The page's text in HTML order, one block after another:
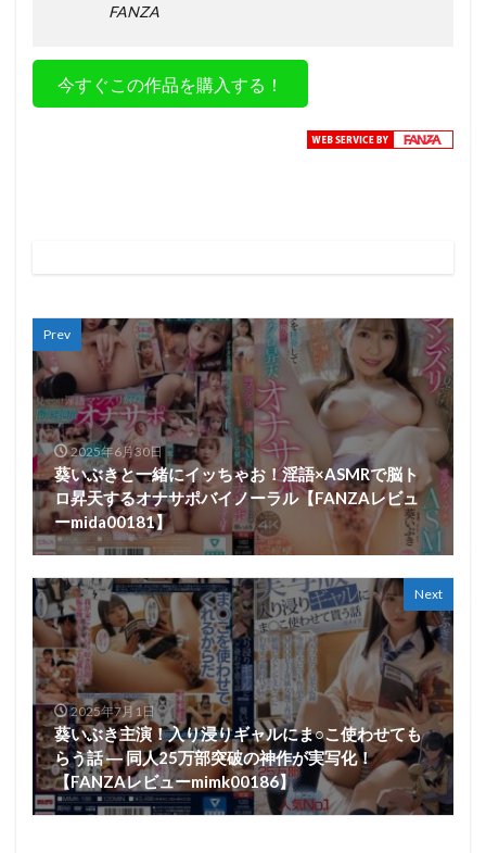
FANZA
今すぐこの作品を購入する！
Prev
2025年6月30日
葵いぶきと一緒にイッちゃお！淫語×ASMRで脳ト
ロ昇天するオナサポバイノーラル【FANZAレビュ
ーmida00181】
Next
2025年7月1日
葵いぶき主演！入り浸りギャルにま○こ使わせても
らう話 ― 同人25万部突破の神作が実写化！
【FANZAレビューmimk00186】